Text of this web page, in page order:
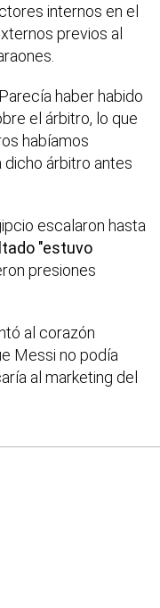
internos en el
previos al
haber habido
el árbitro, lo que
habíamos
árbitro antes
escalaron hasta
"estuvo
presiones
al corazón
Messi no podía
al marketing del